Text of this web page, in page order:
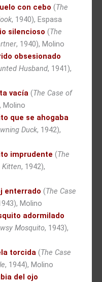
con cebo (The
, 1940), Espasa
silencioso (The
, 1940), Molino
obsesionado
Husband, 1941),
vacía (The Case of
Molino
que se ahogaba
Duck, 1942),
imprudente (The
Kitten, 1942),
enterrado (The Case
Molino
adormilado
Mosquito, 1943),
torcida (The Case
, 1944), Molino
del ojo